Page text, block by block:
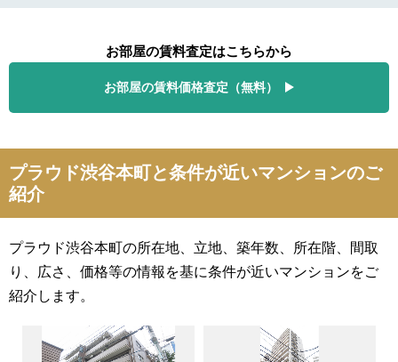
お部屋の賃料査定はこちらから
お部屋の賃料価格査定（無料）
プラウド渋谷本町と条件が近いマンションのご
紹介
プラウド渋谷本町の所在地、立地、築年数、所在階、間取
り、広さ、価格等の情報を基に条件が近いマンションをご
紹介します。